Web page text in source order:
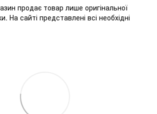
продає товар лише оригінальної
На сайті представлені всі необхідні